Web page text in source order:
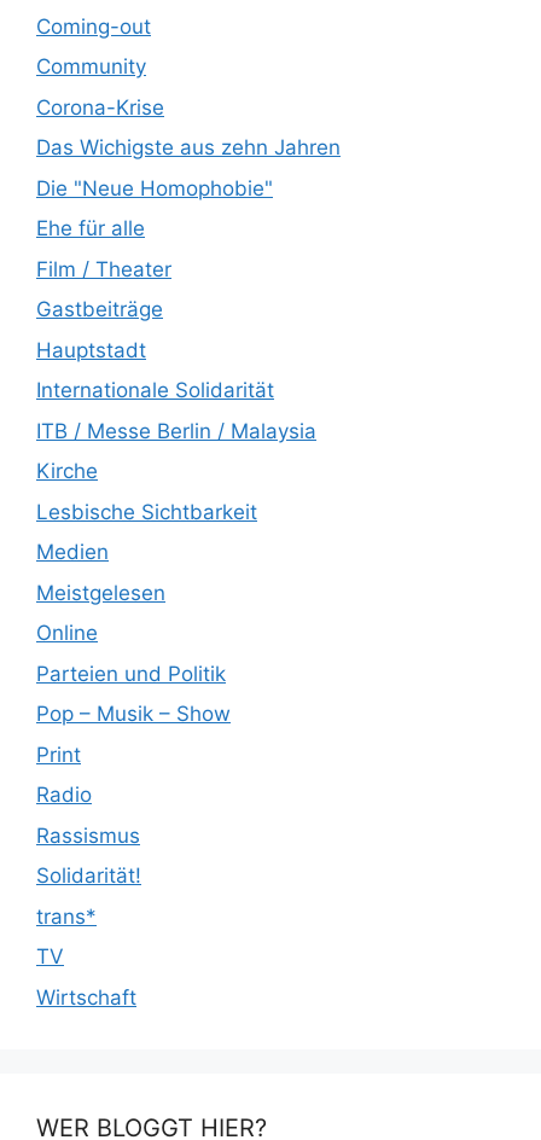
Coming-out
Community
Corona-Krise
Das Wichigste aus zehn Jahren
Die "Neue Homophobie"
Ehe für alle
Film / Theater
Gastbeiträge
Hauptstadt
Internationale Solidarität
ITB / Messe Berlin / Malaysia
Kirche
Lesbische Sichtbarkeit
Medien
Meistgelesen
Online
Parteien und Politik
Pop – Musik – Show
Print
Radio
Rassismus
Solidarität!
trans*
TV
Wirtschaft
WER BLOGGT HIER?